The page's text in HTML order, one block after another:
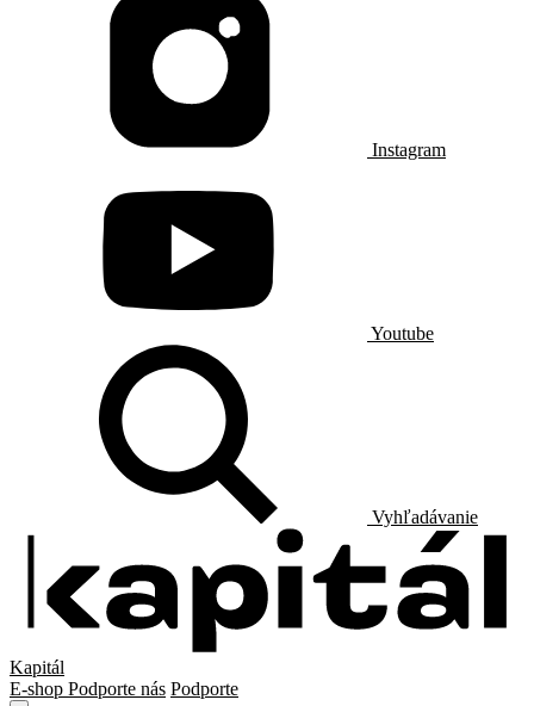
Instagram
Youtube
Vyhľadávanie
Kapitál
E-shop Podporte nás Podporte